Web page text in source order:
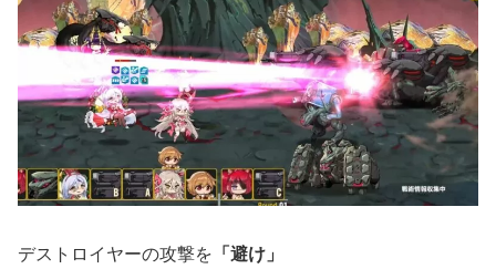
デストロイヤーの攻撃を 「避け」